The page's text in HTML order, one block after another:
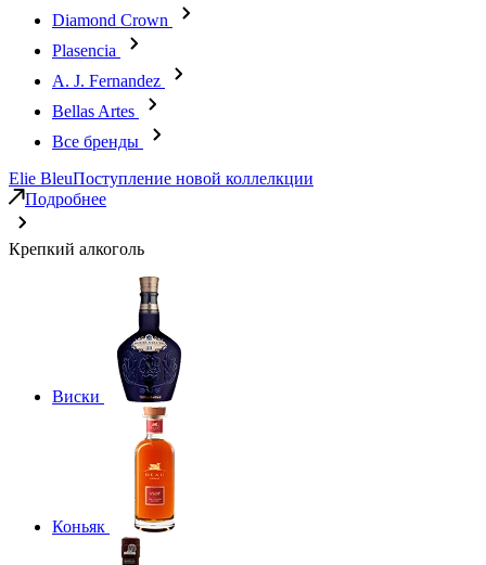
Diamond Crown
Plasencia
A. J. Fernandez
Bellas Artes
Все бренды
Elie BleuПоступление новой коллелкции
Подробнее
Крепкий алкоголь
Виски
Коньяк